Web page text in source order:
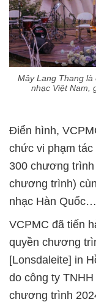
Mây Lang Thang
nhạc Việt Nam,
Điển hình,
chức vi phạm
300 chương
chương trình)
nhạc Hàn Quốc…
VCPMC đã tiến
quyền chương
[Lonsdaleite] in
do công ty
chương trình